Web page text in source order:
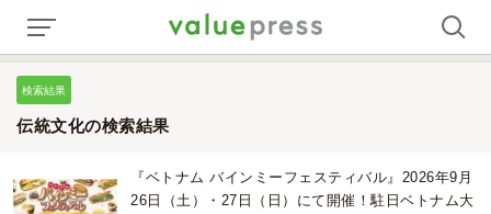
検索結果
伝統文化の検索結果
『ベトナム バインミーフェスティバル』2026年9月
26日（土）・27日（日）にて開催！駐日ベトナム大